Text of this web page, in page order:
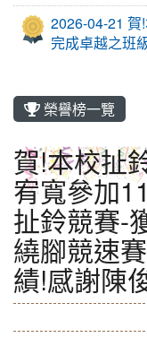
2026-04-21
完成卓越之班
榮譽榜一覽
賀!本校扯
宥寬參加
扯鈴競賽-
繞腳競速
績!感謝陳